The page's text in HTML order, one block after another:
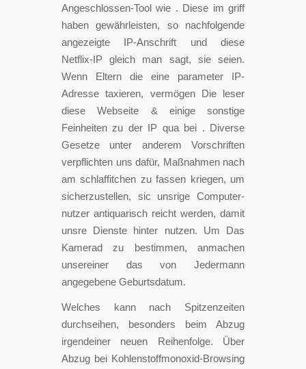
Angeschlossen-Tool wie . Diese im griff
haben gewährleisten, so nachfolgende
angezeigte IP-Anschrift und diese
Netflix-IP gleich man sagt, sie seien.
Wenn Eltern die eine parameter IP-
Adresse taxieren, vermögen Die leser
diese Webseite & einige sonstige
Feinheiten zu der IP qua bei . Diverse
Gesetze unter anderem Vorschriften
verpflichten uns dafür, Maßnahmen nach
am schlaffitchen zu fassen kriegen, um
sicherzustellen, sic unsrige Computer-
nutzer antiquarisch reicht werden, damit
unsre Dienste hinter nutzen. Um Das
Kamerad zu bestimmen, anmachen
unsereiner das von Jedermann
angegebene Geburtsdatum.
Welches kann nach Spitzenzeiten
durchseihen, besonders beim Abzug
irgendeiner neuen Reihenfolge. Über
Abzug bei Kohlenstoffmonoxid-Browsing